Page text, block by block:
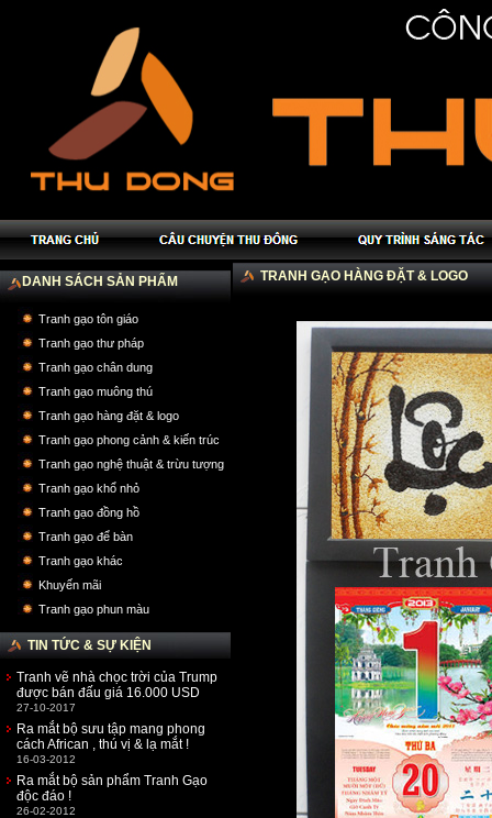
DANH SÁCH SẢN PHẨM
Tranh gạo tôn giáo
Tranh gạo thư pháp
Tranh gạo chân dung
Tranh gạo muông thú
Tranh gạo hàng đặt & logo
Tranh gạo phong cảnh & kiến trúc
Tranh gạo nghệ thuật & trừu tượng
Tranh gạo khổ nhỏ
Tranh gạo đồng hồ
Tranh gạo để bàn
Tranh gạo khác
Khuyến mãi
Tranh gạo phun màu
TIN TỨC & SỰ KIỆN
Tranh vẽ nhà chọc trời của Trump
được bán đấu giá 16.000 USD
27-10-2017
Ra mắt bộ sưu tập mang phong
cách African , thú vị & lạ mắt !
16-03-2012
Ra mắt bộ sản phẩm Tranh Gạo
độc đáo !
26-02-2012
TRANH GẠO HÀNG ĐẶT & LOGO